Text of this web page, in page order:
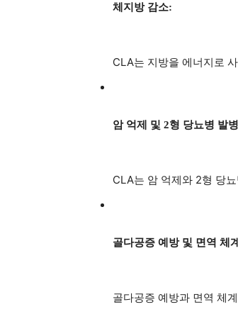
체지방 감소:
CLA는 지방을 에너지로
암 억제 및 2형 당뇨병 발
CLA는 암 억제와 2형 당
골다공증 예방 및 면역 체
골다공증 예방과 면역 체